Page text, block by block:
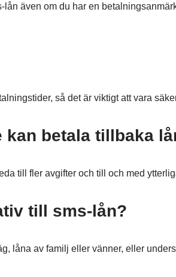
även om du har en
så det är viktigt att vara
kan betala tillbaka
till fler avgifter och till och med
till sms-lån?
låna av familj eller vänner, eller